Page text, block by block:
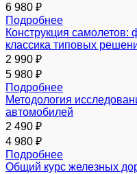
6 980 ₽
Подробнее
Конструкция
классика типовых
2 990 ₽
5 980 ₽
Подробнее
Методология
автомобилей
2 490 ₽
4 980 ₽
Подробнее
Общий курс железных